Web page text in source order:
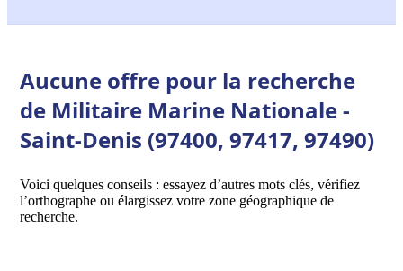
Aucune offre pour la recherche
de Militaire Marine Nationale -
Saint-Denis (97400, 97417, 97490)
Voici quelques conseils : essayez d’autres mots clés, vérifiez
l’orthographe ou élargissez votre zone géographique de
recherche.